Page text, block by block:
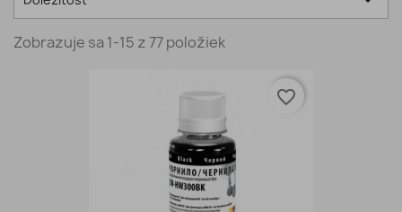
Zobrazuje sa 1-15 z 77 položiek
favorite_border